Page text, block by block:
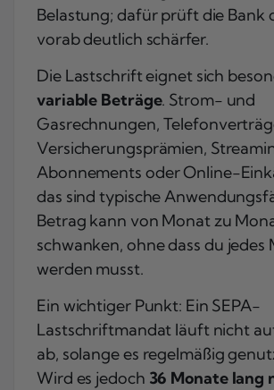
Belastung; dafür prüft die Bank
vorab deutlich schärfer.
Die Lastschrift eignet sich
variable Beträge. Strom- und
Gasrechnungen,
Versicherungsprämien,
Abonnements oder Online-
das sind typische
Betrag kann von Monat zu
schwanken, ohne dass du jedes
werden musst.
Ein wichtiger Punkt: Ein SEPA-
Lastschriftmandat läuft nicht
ab, solange es regelmäßig
Wird es jedoch 36 Monate lang